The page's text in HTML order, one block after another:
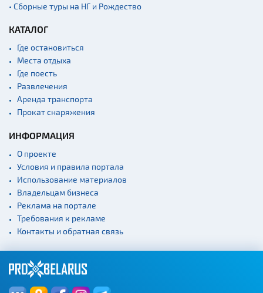
• Сборные туры на НГ и Рождество
КАТАЛОГ
Где остановиться
Места отдыха
Где поесть
Развлечения
Аренда транспорта
Прокат снаряжения
ИНФОРМАЦИЯ
О проекте
Условия и правила портала
Использование материалов
Владельцам бизнеса
Реклама на портале
Требования к рекламе
Контакты и обратная связь